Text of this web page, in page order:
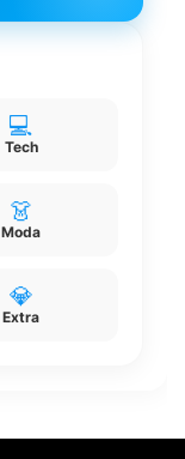
💻
Tech
👗
Moda
💎
Extra